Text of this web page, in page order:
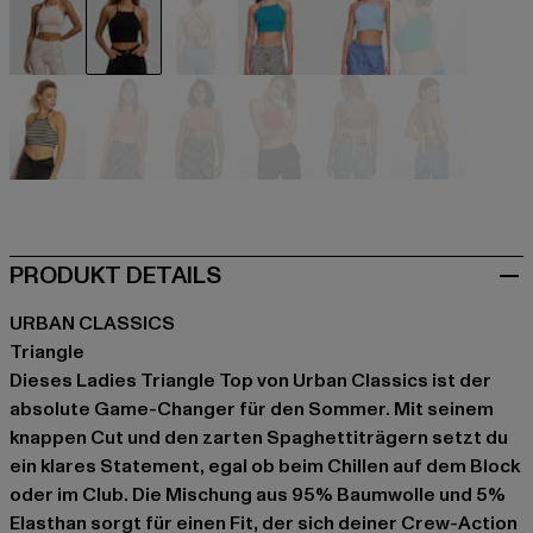
beige
PRODUKT DETAILS
URBAN CLASSICS
Triangle
Dieses Ladies Triangle Top von Urban Classics ist der
absolute Game-Changer für den Sommer. Mit seinem
knappen Cut und den zarten Spaghettiträgern setzt du
ein klares Statement, egal ob beim Chillen auf dem Block
oder im Club. Die Mischung aus 95% Baumwolle und 5%
Elasthan sorgt für einen Fit, der sich deiner Crew-Action